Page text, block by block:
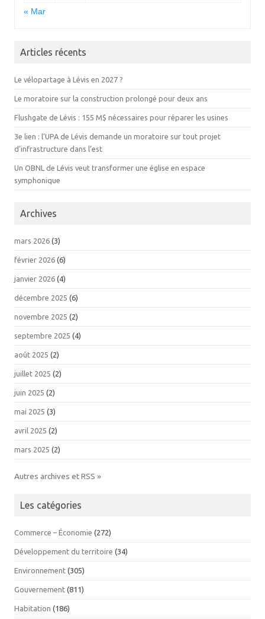
« Mar
Articles récents
Le vélopartage à Lévis en 2027 ?
Le moratoire sur la construction prolongé pour deux ans
Flushgate de Lévis : 155 M$ nécessaires pour réparer les usines
3e lien : l’UPA de Lévis demande un moratoire sur tout projet
d’infrastructure dans l’est
Un OBNL de Lévis veut transformer une église en espace
symphonique
Archives
mars 2026 (3)
février 2026 (6)
janvier 2026 (4)
décembre 2025 (6)
novembre 2025 (2)
septembre 2025 (4)
août 2025 (2)
juillet 2025 (2)
juin 2025 (2)
mai 2025 (3)
avril 2025 (2)
mars 2025 (2)
Autres archives et RSS »
Les catégories
Commerce – Économie (272)
Développement du territoire (34)
Environnement (305)
Gouvernement (811)
Habitation (186)